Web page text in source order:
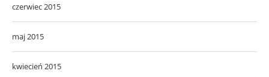
czerwiec 2015
maj 2015
kwiecień 2015